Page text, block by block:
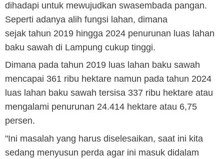
dihadapi untuk mewujudkan swasembada pangan.
Seperti adanya alih fungsi lahan, dimana
sejak tahun 2019 hingga 2024 penurunan luas lahan
baku sawah di Lampung cukup tinggi.
Dimana pada tahun 2019 luas lahan baku sawah
mencapai 361 ribu hektare namun pada tahun 2024
luas lahan baku sawah tersisa 337 ribu hektare atau
mengalami penurunan 24.414 hektare atau 6,75
persen.
"Ini masalah yang harus diselesaikan, saat ini kita
sedang menyusun perda agar ini masuk didalam